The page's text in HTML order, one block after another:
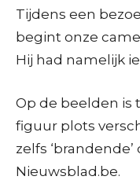
Tijdens een
begint onze
Hij had namelijk
Op de beelden is
figuur plots
zelfs
Nieuwsblad.be.